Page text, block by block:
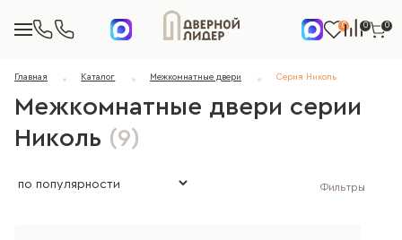
0 0 0
Главная Каталог Межкомнатные двери Серия Николь
Межкомнатные двери серии
Николь (9)
Фильтры